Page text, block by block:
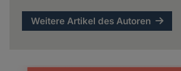
Weitere Artikel des Autoren